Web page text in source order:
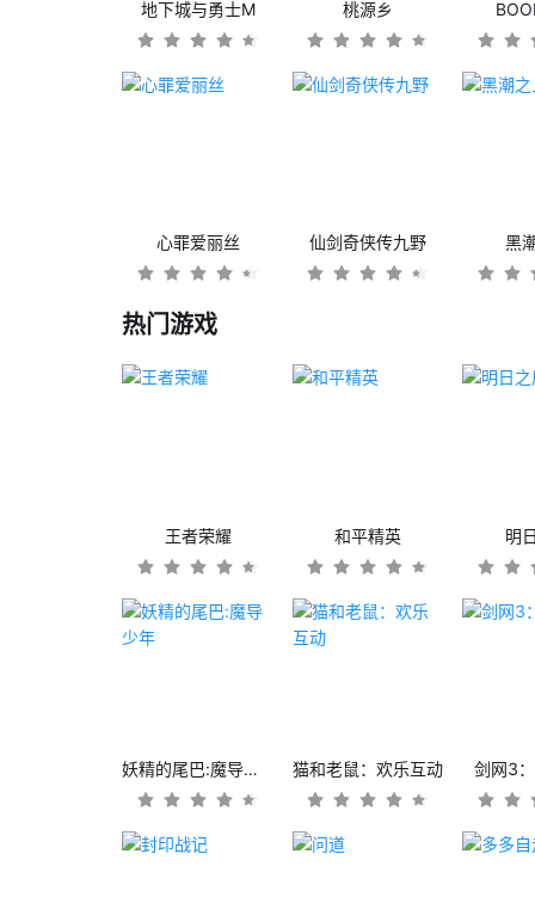
地下城与勇士M 桃源乡
心罪爱丽丝 仙剑奇侠传九野 黑
热门游戏
王者荣耀 和平精英 明
妖精的尾巴:魔导少年 猫和老鼠：欢乐互动 剑网3